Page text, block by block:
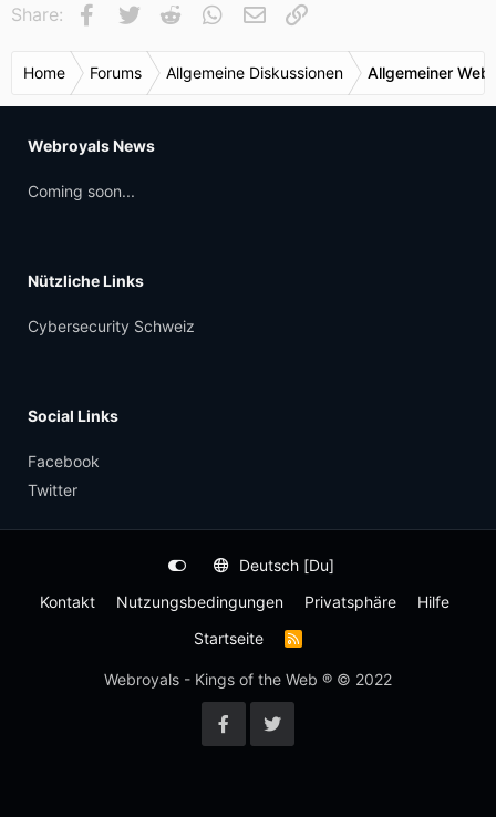
Share: Facebook
Twitter Reddit WhatsApp
E-Mail
Home Forums Allgemeine Diskussionen Allgemeiner
Webroyals News
Coming soon...
Nützliche Links
Cybersecurity Schweiz
Social Links
Facebook
Twitter
Deutsch [Du]
Kontakt
Nutzungsbedingungen Privatsphäre
Hilfe
Startseite
R
S
Webroyals - Kings of the Web ® © 2022